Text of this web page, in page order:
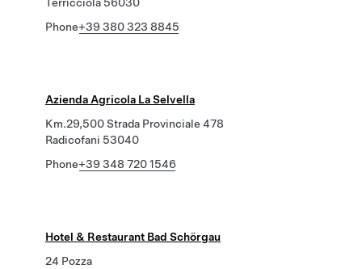
Phone+39 380 323 8845
Azienda Agricola La Selvella
Km.29,500 Strada Provinciale 478
Radicofani 53040
Phone+39 348 720 1546
Hotel & Restaurant Bad Schörgau
24 Pozza